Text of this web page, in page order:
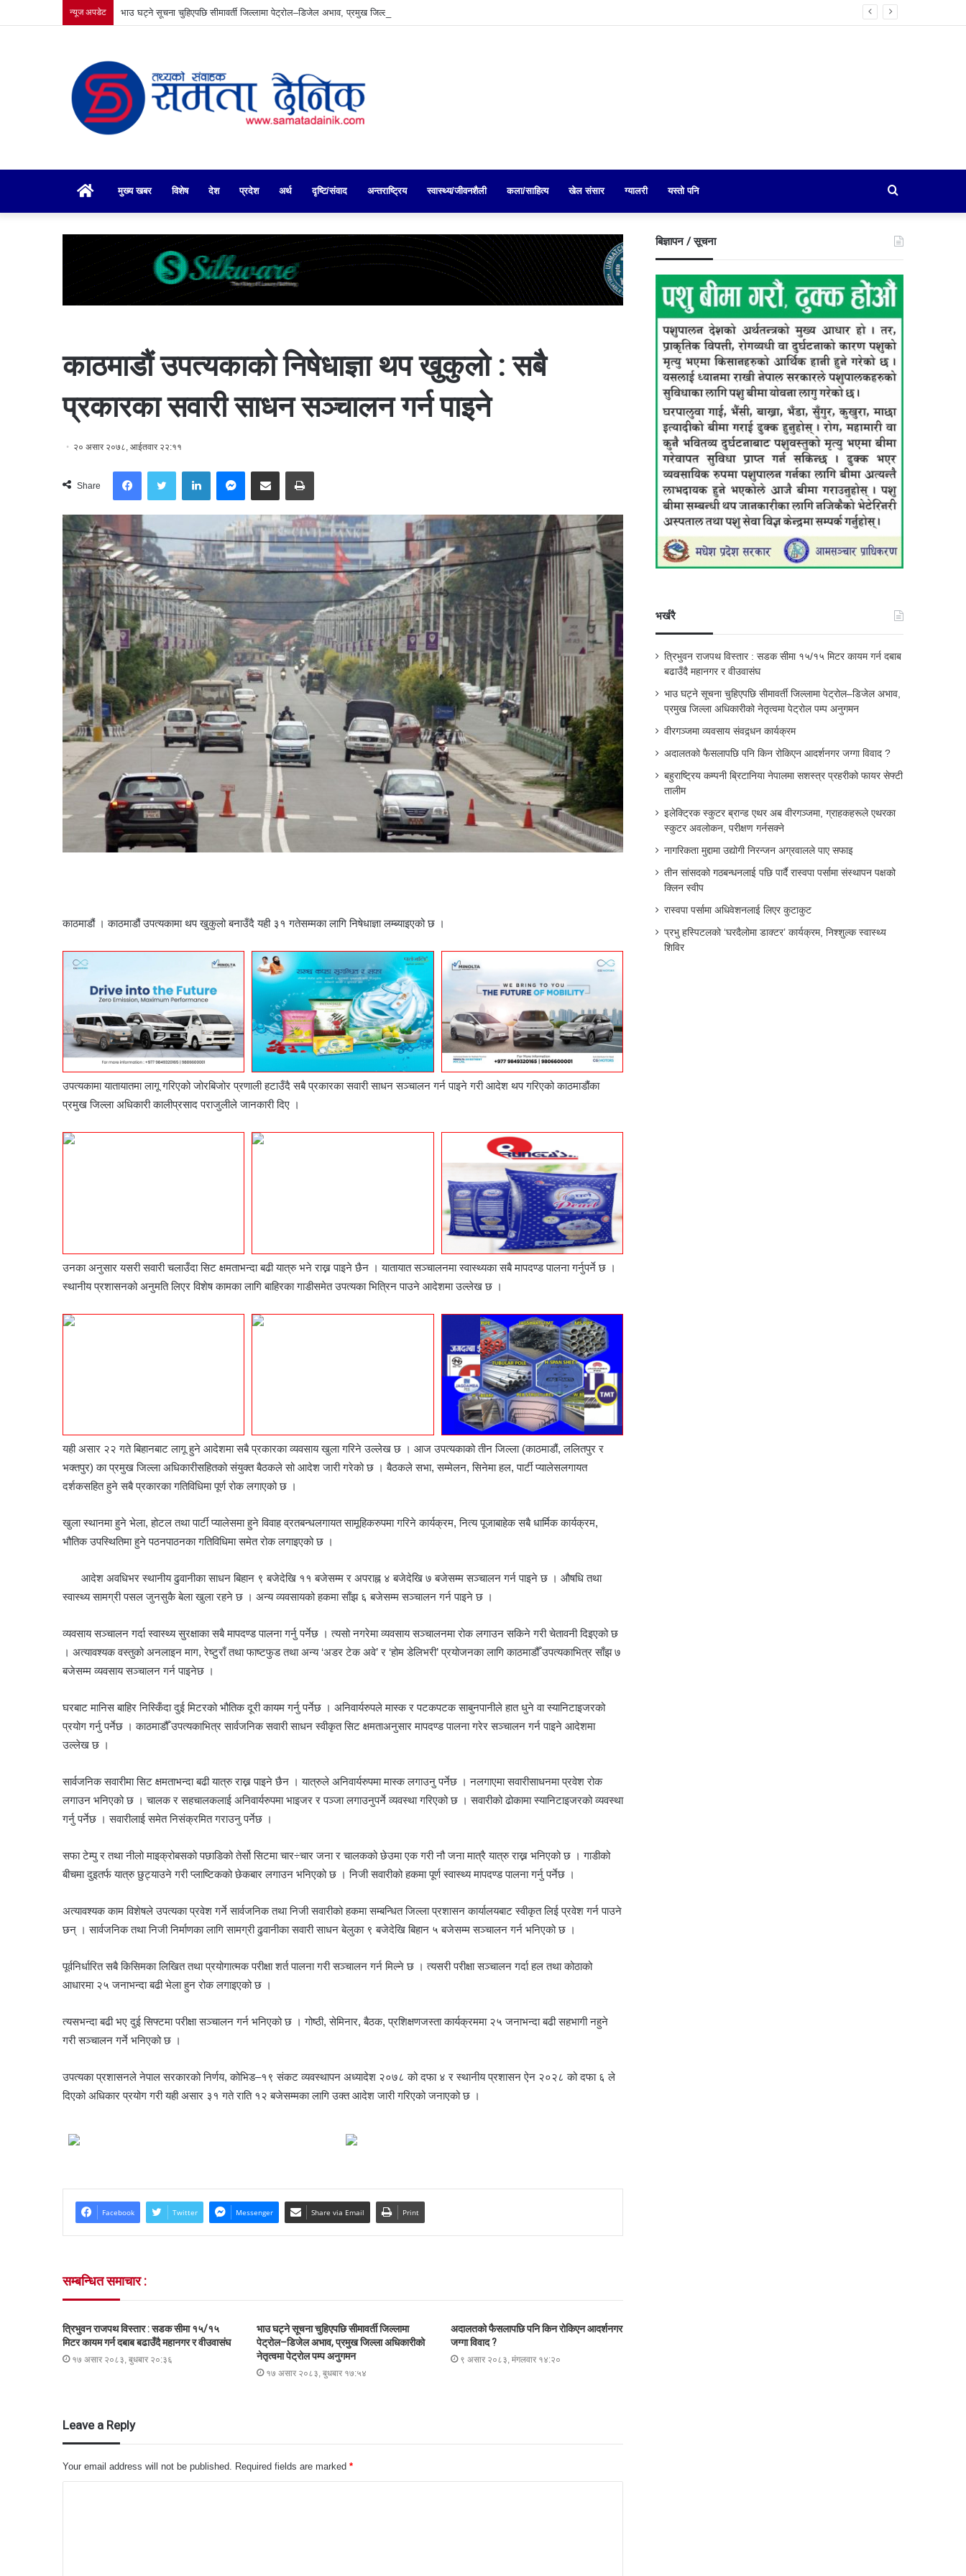
न्यूज अपडेट भाउ घट्ने सूचना चुहिएपछि सीमावर्ती जिल्लामा पेट्रोल–डिजेल अभाव, प्रमुख जिल्ला अधिकारीको नेतृत्वमा पेट्रोल पम्प अनुगमन
गृहपृष्ठ मुख्य खबर विशेष देश प्रदेश अर्थ दृष्टि/संवाद अन्तराष्ट्रिय स्वास्थ्य/जीवनशैली कला/साहित्य खेल संसार ग्यालरी यस्तो पनि
for
काठमाडौं उपत्यकाको निषेधाज्ञा थप खुकुलो : सबै
प्रकारका सवारी साधन सञ्चालन गर्न पाइने
२० असार २०७८, आईतवार २२:११
Share
काठमाडौं । काठमाडौं उपत्यकामा थप खुकुलो बनाउँदै यही ३१ गतेसम्मका लागि निषेधाज्ञा लम्ब्याइएको छ ।
उपत्यकामा यातायातमा लागू गरिएको जोरबिजोर प्रणाली हटाउँदै सबै प्रकारका सवारी साधन सञ्चालन गर्न पाइने गरी आदेश थप गरिएको काठमाडौंका
प्रमुख जिल्ला अधिकारी कालीप्रसाद पराजुलीले जानकारी दिए ।
उनका अनुसार यसरी सवारी चलाउँदा सिट क्षमताभन्दा बढी यात्रु भने राख्न पाइने छैन । यातायात सञ्चालनमा स्वास्थ्यका सबै मापदण्ड पालना गर्नुपर्ने छ ।
स्थानीय प्रशासनको अनुमति लिएर विशेष कामका लागि बाहिरका गाडीसमेत उपत्यका भित्रिन पाउने आदेशमा उल्लेख छ ।
यही असार २२ गते बिहानबाट लागू हुने आदेशमा सबै प्रकारका व्यवसाय खुला गरिने उल्लेख छ । आज उपत्यकाको तीन जिल्ला (काठमाडौं, ललितपुर र
भक्तपुर) का प्रमुख जिल्ला अधिकारीसहितको संयुक्त बैठकले सो आदेश जारी गरेको छ । बैठकले सभा, सम्मेलन, सिनेमा हल, पार्टी प्यालेसलगायत
दर्शकसहित हुने सबै प्रकारका गतिविधिमा पूर्ण रोक लगाएको छ ।
खुला स्थानमा हुने भेला, होटल तथा पार्टी प्यालेसमा हुने विवाह व्रतबन्धलगायत सामूहिकरुपमा गरिने कार्यक्रम, नित्य पूजाबाहेक सबै धार्मिक कार्यक्रम,
भौतिक उपस्थितिमा हुने पठनपाठनका गतिविधिमा समेत रोक लगाइएको छ ।
आदेश अवधिभर स्थानीय ढुवानीका साधन बिहान ९ बजेदेखि ११ बजेसम्म र अपराह्न ४ बजेदेखि ७ बजेसम्म सञ्चालन गर्न पाइने छ । औषधि तथा
स्वास्थ्य सामग्री पसल जुनसुकै बेला खुला रहने छ । अन्य व्यवसायको हकमा साँझ ६ बजेसम्म सञ्चालन गर्न पाइने छ ।
व्यवसाय सञ्चालन गर्दा स्वास्थ्य सुरक्षाका सबै मापदण्ड पालना गर्नु पर्नेछ । त्यसो नगरेमा व्यवसाय सञ्चालनमा रोक लगाउन सकिने गरी चेतावनी दिइएको छ
। अत्यावश्यक वस्तुको अनलाइन माग, रेष्टुराँ तथा फाष्टफुड तथा अन्य ‘अडर टेक अवे’ र ‘होम डेलिभरी’ प्रयोजनका लागि काठमाडौँ उपत्यकाभित्र साँझ ७
बजेसम्म व्यवसाय सञ्चालन गर्न पाइनेछ ।
घरबाट मानिस बाहिर निस्किँदा दुई मिटरको भौतिक दूरी कायम गर्नु पर्नेछ । अनिवार्यरुपले मास्क र पटकपटक साबुनपानीले हात धुने वा स्यानिटाइजरको
प्रयोग गर्नु पर्नेछ । काठमाडौँ उपत्यकाभित्र सार्वजनिक सवारी साधन स्वीकृत सिट क्षमताअनुसार मापदण्ड पालना गरेर सञ्चालन गर्न पाइने आदेशमा
उल्लेख छ ।
सार्वजनिक सवारीमा सिट क्षमताभन्दा बढी यात्रु राख्न पाइने छैन । यात्रुले अनिवार्यरुपमा मास्क लगाउनु पर्नेछ । नलगाएमा सवारीसाधनमा प्रवेश रोक
लगाउन भनिएको छ । चालक र सहचालकलाई अनिवार्यरुपमा भाइजर र पञ्जा लगाउनुपर्ने व्यवस्था गरिएको छ । सवारीको ढोकामा स्यानिटाइजरको व्यवस्था
गर्नु पर्नेछ । सवारीलाई समेत निसंक्रमित गराउनु पर्नेछ ।
सफा टेम्पु र तथा नीलो माइक्रोबसको पछाडिको तेर्सो सिटमा चार÷चार जना र चालकको छेउमा एक गरी नौ जना मात्रै यात्रु राख्न भनिएको छ । गाडीको
बीचमा दुइतर्फ यात्रु छुट्याउने गरी प्लाष्टिकको छेकबार लगाउन भनिएको छ । निजी सवारीको हकमा पूर्ण स्वास्थ्य मापदण्ड पालना गर्नु पर्नेछ ।
अत्यावश्यक काम विशेषले उपत्यका प्रवेश गर्ने सार्वजनिक तथा निजी सवारीको हकमा सम्बन्धित जिल्ला प्रशासन कार्यालयबाट स्वीकृत लिई प्रवेश गर्न पाउने
छन् । सार्वजनिक तथा निजी निर्माणका लागि सामग्री ढुवानीका सवारी साधन बेलुका ९ बजेदेखि बिहान ५ बजेसम्म सञ्चालन गर्न भनिएको छ ।
पूर्वनिर्धारित सबै किसिमका लिखित तथा प्रयोगात्मक परीक्षा शर्त पालना गरी सञ्चालन गर्न मिल्ने छ । त्यसरी परीक्षा सञ्चालन गर्दा हल तथा कोठाको
आधारमा २५ जनाभन्दा बढी भेला हुन रोक लगाइएको छ ।
त्यसभन्दा बढी भए दुई सिफ्टमा परीक्षा सञ्चालन गर्न भनिएको छ । गोष्ठी, सेमिनार, बैठक, प्रशिक्षणजस्ता कार्यक्रममा २५ जनाभन्दा बढी सहभागी नहुने
गरी सञ्चालन गर्ने भनिएको छ ।
उपत्यका प्रशासनले नेपाल सरकारको निर्णय, कोभिड–१९ संकट व्यवस्थापन अध्यादेश २०७८ को दफा ४ र स्थानीय प्रशासन ऐन २०२८ को दफा ६ ले
दिएको अधिकार प्रयोग गरी यही असार ३१ गते राति १२ बजेसम्मका लागि उक्त आदेश जारी गरिएको जनाएको छ ।
Facebook Twitter Messenger Share via Email Print
सम्बन्धित समाचार :
त्रिभुवन राजपथ विस्तार : सडक सीमा १५/१५
मिटर कायम गर्न दबाब बढाउँदै महानगर र वीउवासंघ
१७ असार २०८३, बुधबार २०:३६
भाउ घट्ने सूचना चुहिएपछि सीमावर्ती जिल्लामा
पेट्रोल–डिजेल अभाव, प्रमुख जिल्ला अधिकारीको
नेतृत्वमा पेट्रोल पम्प अनुगमन
१७ असार २०८३, बुधबार १७:५४
अदालतको फैसलापछि पनि किन रोकिएन आदर्शनगर
जग्गा विवाद ?
९ असार २०८३, मंगलवार १४:२०
Leave a Reply
Your email address will not be published. Required fields are marked *
बिज्ञापन / सूचना
भर्खरै
त्रिभुवन राजपथ विस्तार : सडक सीमा १५/१५ मिटर कायम गर्न दबाब
बढाउँदै महानगर र वीउवासंघ
भाउ घट्ने सूचना चुहिएपछि सीमावर्ती जिल्लामा पेट्रोल–डिजेल अभाव,
प्रमुख जिल्ला अधिकारीको नेतृत्वमा पेट्रोल पम्प अनुगमन
वीरगञ्जमा व्यवसाय संवद्र्धन कार्यक्रम
अदालतको फैसलापछि पनि किन रोकिएन आदर्शनगर जग्गा विवाद ?
बहुराष्ट्रिय कम्पनी ब्रिटानिया नेपालमा सशस्त्र प्रहरीको फायर सेफ्टी
तालीम
इलेक्ट्रिक स्कुटर ब्रान्ड एथर अब वीरगञ्जमा, ग्राहकहरूले एथरका
स्कुटर अवलोकन, परीक्षण गर्नसक्ने
नागरिकता मुद्दामा उद्योगी निरन्जन अग्रवालले पाए सफाइ
तीन सांसदको गठबन्धनलाई पछि पार्दै रास्वपा पर्सामा संस्थापन पक्षको
क्लिन स्वीप
रास्वपा पर्सामा अधिवेशनलाई लिएर कुटाकुट
प्रभु हस्पिटलको ‘घरदैलोमा डाक्टर’ कार्यक्रम, निश्शुल्क स्वास्थ्य
शिविर